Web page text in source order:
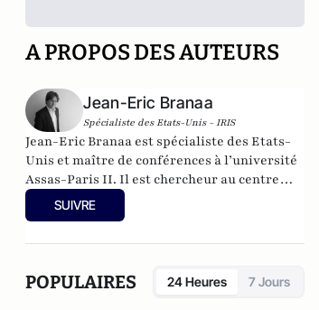
A PROPOS DES AUTEURS
Jean-Eric Branaa
Spécialiste des Etats-Unis - IRIS
Jean-Eric Branaa est spécialiste des Etats-
Unis et maître de conférences à l’université
Assas-Paris II. Il est chercheur au centre
Thucydide. Son dernier livre s'intitule
Kamala Harris, l'Amérique du futur
l'auteur de Hillary, une présidente des
Etats-Unis(Eyrolles, 2015),Qui veut la peau
SUIVRE
POPULAIRES 24 Heures 7 Jours